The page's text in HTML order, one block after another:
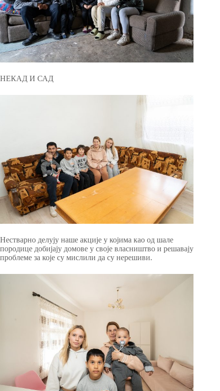
НЕКАД И САД
Нестварно делују наше акције у којима као од шале
породице добијају домове у своје власништво и решавају
проблеме за које су мислили да су нерешиви.